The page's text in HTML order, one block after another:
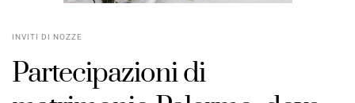
INVITI DI NOZZE
Partecipazioni di